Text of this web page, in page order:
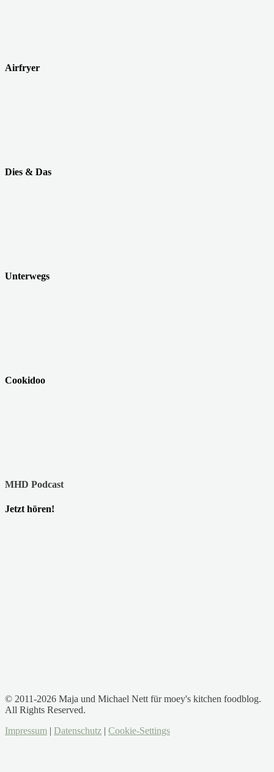
Airfryer
Dies & Das
Unterwegs
Cookidoo
MHD Podcast
Jetzt hören!
© 2011-2026 Maja und Michael Nett für moey's kitchen foodblog.
All Rights Reserved.
Impressum | Datenschutz | Cookie-Settings